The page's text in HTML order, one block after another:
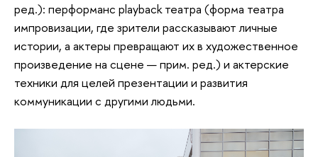
ред.): перформанс playback театра (форма театра
импровизации, где зрители рассказывают личные
истории, а актеры превращают их в художественное
произведение на сцене — прим. ред.) и актерские
техники для целей презентации и развития
коммуникации с другими людьми.